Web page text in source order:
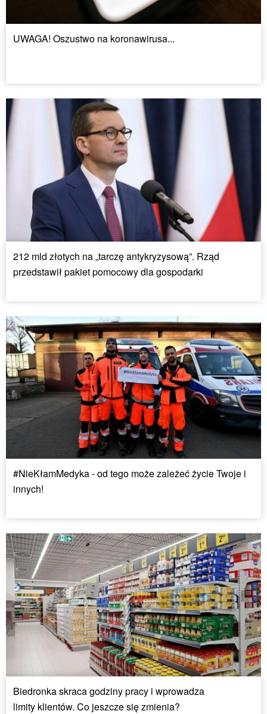
UWAGA! Oszustwo na koronawirusa...
212 mld złotych na „tarczę antykryzysową”. Rząd
przedstawił pakiet pomocowy dla gospodarki
#NieKłamMedyka - od tego może zależeć życie Twoje i
innych!
Biedronka skraca godziny pracy i wprowadza
limity klientów. Co jeszcze się zmienia?